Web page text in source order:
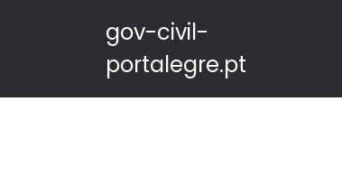
gov-civil-
portalegre.pt